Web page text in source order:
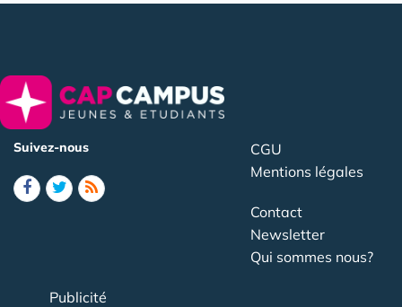
Suivez-nous
CGU
Mentions légales
Contact
Newsletter
Qui sommes nous?
Publicité